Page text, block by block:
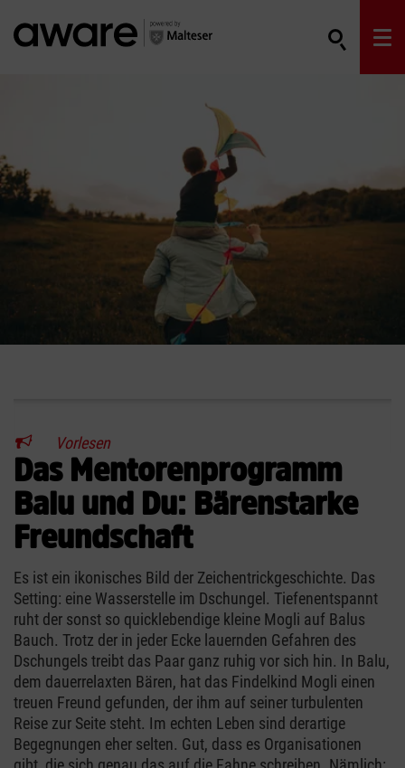
Vorlesen
Das Mentorenprogramm
Balu und Du: Bärenstarke
Freundschaft
Es ist ein ikonisches Bild der Zeichentrickgeschichte. Das
Setting: eine Wasserstelle im Dschungel. Tiefenentspannt
ruht der sonst so quicklebendige kleine Mogli auf Balus
Bauch. Trotz der in jeder Ecke lauernden Gefahren des
Dschungels treibt das Paar ganz ruhig vor sich hin. In Balu,
dem dauerrelaxten Bären, hat das Findelkind Mogli einen
treuen Freund gefunden, der ihm auf seiner turbulenten
Reise zur Seite steht. Im echten Leben sind derartige
Begegnungen eher selten. Gut, dass es Organisationen